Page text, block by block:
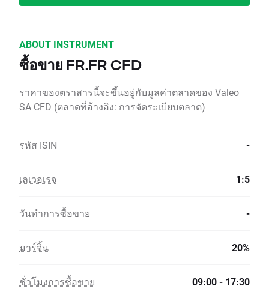
ABOUT INSTRUMENT
ซื้อขาย FR.FR CFD
ราคาของตราสารนี้จะขึ้นอยู่กับมูลค่าตลาดของ Valeo
SA CFD (ตลาดที่อ้างอิง: การจัดระเบียบตลาด)
รหัส ISIN -
เลเวอเรจ 1:5
วันทำการซื้อขาย -
มาร์จิ้น 20%
ชั่วโมงการซื้อขาย 09:00 - 17:30